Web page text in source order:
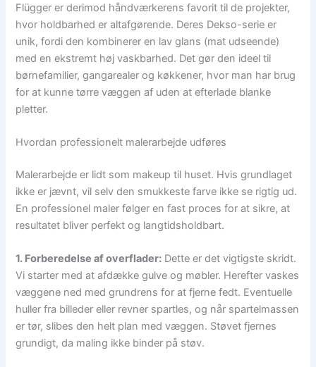
Flügger er derimod håndværkerens favorit til de projekter,
hvor holdbarhed er altafgørende. Deres Dekso-serie er
unik, fordi den kombinerer en lav glans (mat udseende)
med en ekstremt høj vaskbarhed. Det gør den ideel til
børnefamilier, gangarealer og køkkener, hvor man har brug
for at kunne tørre væggen af uden at efterlade blanke
pletter.
Hvordan professionelt malerarbejde udføres
Malerarbejde er lidt som makeup til huset. Hvis grundlaget
ikke er jævnt, vil selv den smukkeste farve ikke se rigtig ud.
En professionel maler følger en fast proces for at sikre, at
resultatet bliver perfekt og langtidsholdbart.
1. Forberedelse af overflader: Dette er det vigtigste skridt.
Vi starter med at afdække gulve og møbler. Herefter vaskes
væggene ned med grundrens for at fjerne fedt. Eventuelle
huller fra billeder eller revner spartles, og når spartelmassen
er tør, slibes den helt plan med væggen. Støvet fjernes
grundigt, da maling ikke binder på støv.